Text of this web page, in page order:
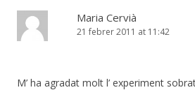
Maria Cervià
21 febrer 2011 at 11:42
M’ ha agradat molt l’ experiment